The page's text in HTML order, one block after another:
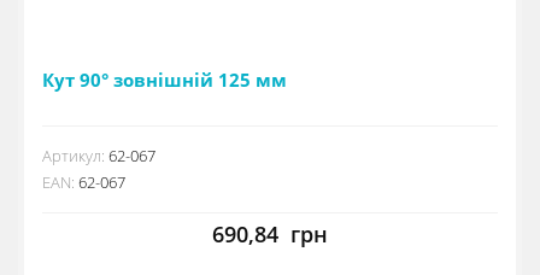
Кут 90° зовнішній 125 мм
Артикул: 62-067
EAN: 62-067
690,84 грн